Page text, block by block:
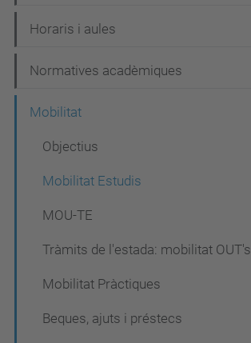
Horaris i aules
Normatives acadèmiques
Mobilitat
Objectius
Mobilitat Estudis
MOU-TE
Tràmits de l'estada: mobilitat OUT's
Mobilitat Pràctiques
Beques, ajuts i préstecs